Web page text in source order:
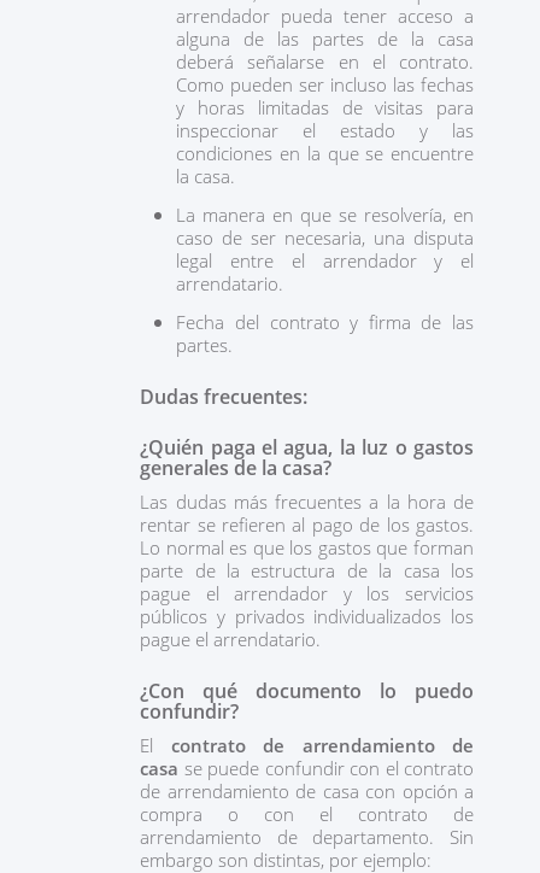
arrendador pueda tener acceso a
alguna de las partes de la casa
deberá señalarse en el contrato.
Como pueden ser incluso las fechas
y horas limitadas de visitas para
inspeccionar el estado y las
condiciones en la que se encuentre
la casa.
La manera en que se resolvería, en
caso de ser necesaria, una disputa
legal entre el arrendador y el
arrendatario.
Fecha del contrato y firma de las
partes.
Dudas frecuentes:
¿Quién paga el agua, la luz o gastos
generales de la casa?
Las dudas más frecuentes a la hora de
rentar se refieren al pago de los gastos.
Lo normal es que los gastos que forman
parte de la estructura de la casa los
pague el arrendador y los servicios
públicos y privados individualizados los
pague el arrendatario.
¿Con qué documento lo puedo
confundir?
El contrato de arrendamiento de
casa se puede confundir con el contrato
de arrendamiento de casa con opción a
compra o con el contrato de
arrendamiento de departamento. Sin
embargo son distintas, por ejemplo: